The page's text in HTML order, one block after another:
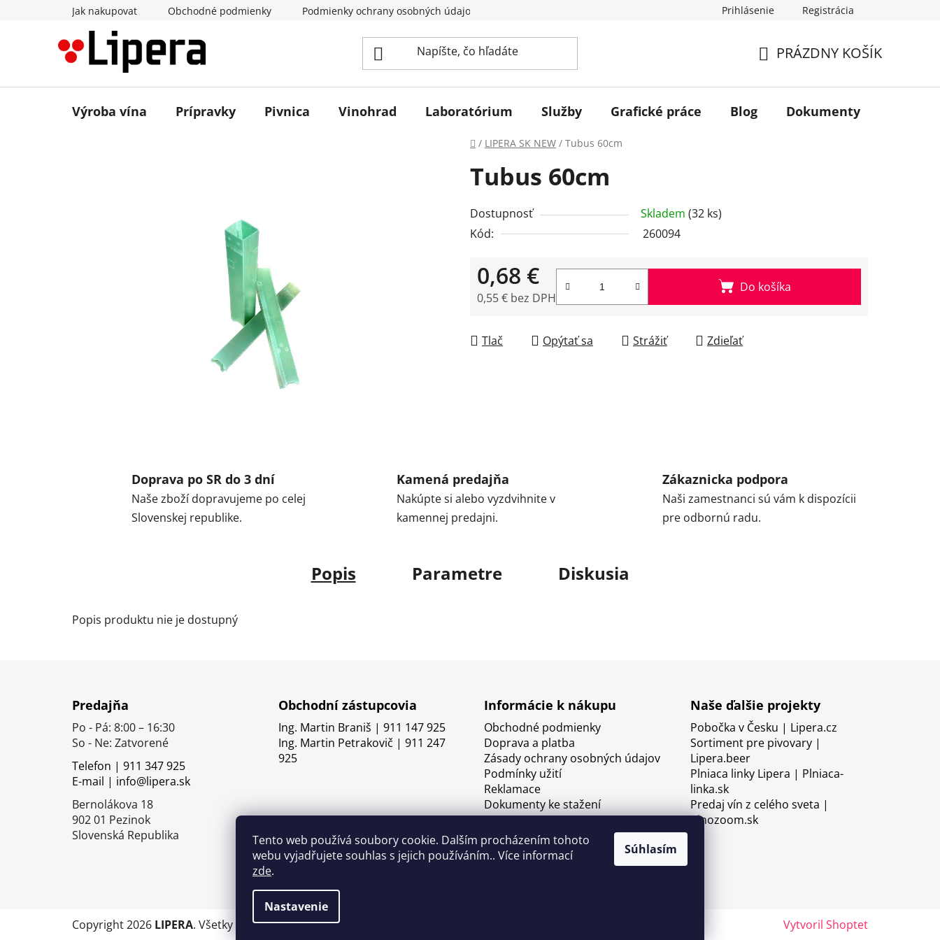
Tento web používá soubory cookie. Dalším procházením tohoto
webu vyjadřujete souhlas s jejich používáním.. Více informací
zde.
Nastavenie
Súhlasím
Jak nakupovat Obchodné podmienky Podmienky ochrany osobných údajov Prihlásenie Registrácia
KOŠÍK
PRÁZDNY KOŠÍK
Výroba vína Prípravky Pivnica Vinohrad Laboratórium Služby Grafické práce Blog Dokumenty
Domov
/ LIPERA SK NEW / Tubus 60cm
Tubus 60cm
Dostupnosť Skladem (32 ks)
Kód:
260094
0,68 €
0,55 € bez DPH
Do košíka
Tlač Opýtať sa Strážiť Zdieľať
Doprava po SR do 3 dní
Naše zboží dopravujeme po celej
Slovenskej republike.
Kamená predajňa
Nakúpte si alebo vyzdvihnite v
kamennej predajni.
Zákaznicka podpora
Naši zamestnanci sú vám k dispozícii
pre odbornú radu.
Popis Parametre Diskusia
Popis produktu nie je dostupný
Predajňa
Po - Pá: 8:00 – 16:30
So - Ne: Zatvorené
Telefon | 911 347 925
E-mail | info@lipera.sk
Bernolákova 18
902 01 Pezinok
Slovenská Republika
Obchodní zástupcovia
Ing. Martin Braniš | 911 147 925
Ing. Martin Petrakovič | 911 247
925
Informácie k nákupu
Obchodné podmienky
Doprava a platba
Zásady ochrany osobných údajov
Podmínky užití
Reklamace
Dokumenty ke stažení
Naše ďalšie projekty
Pobočka v Česku | Lipera.cz
Sortiment pre pivovary |
Lipera.beer
Plniaca linky Lipera | Plniaca-
linka.sk
Predaj vín z celého sveta |
Vinozoom.sk
Vytvoril Shoptet
Copyright 2026 LIPERA. Všetky práva vyhradené.